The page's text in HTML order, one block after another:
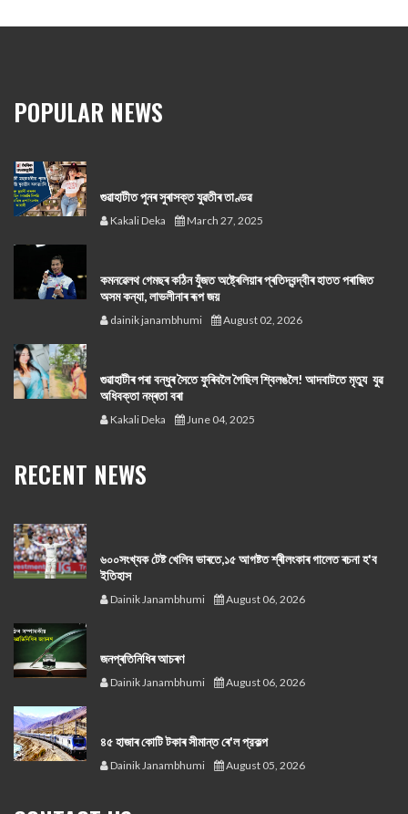
POPULAR NEWS
গুৱাহাটীত পুনৰ সুৰাসক্ত যুৱতীৰ তাণ্ডৱ
Kakali Deka March 27, 2025
কমনৱেলথ গেমছৰ কঠিন যুঁজত অষ্ট্ৰেলিয়াৰ প্ৰতিদ্বন্দ্বীৰ হাতত পৰাজিত
অসম কন্যা, লাভলীনাৰ ৰূপ জয়
dainik janambhumi August 02, 2026
গুৱাহাটীৰ পৰা বন্ধুৰ সৈতে ফুৰিবলৈ গৈছিল শ্বিলঙলৈ! আদবাটতে মৃত্যু যুৱ
অধিবক্তা নম্ৰতা বৰা
Kakali Deka June 04, 2025
RECENT NEWS
৬০০সংখ্যক টেষ্ট খেলিব ভাৰতে,১৫ আগষ্টত শ্ৰীলংকাৰ গালেত ৰচনা হ'ব
ইতিহাস
Dainik Janambhumi August 06, 2026
জনপ্ৰতিনিধিৰ আচৰণ
Dainik Janambhumi August 06, 2026
৪৫ হাজাৰ কোটি টকাৰ সীমান্ত ৰে'ল প্রকল্প
Dainik Janambhumi August 05, 2026